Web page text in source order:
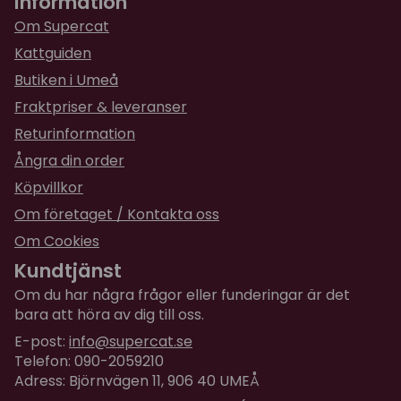
Om Supercat
Kattguiden
Butiken i Umeå
Fraktpriser & leveranser
Returinformation
Ångra din order
Köpvillkor
Om företaget / Kontakta oss
Om Cookies
Kundtjänst
Om du har några frågor eller funderingar är det
bara att höra av dig till oss.
E-post: info@supercat.se
Telefon: 090-2059210
Adress: Björnvägen 11, 906 40 UMEÅ